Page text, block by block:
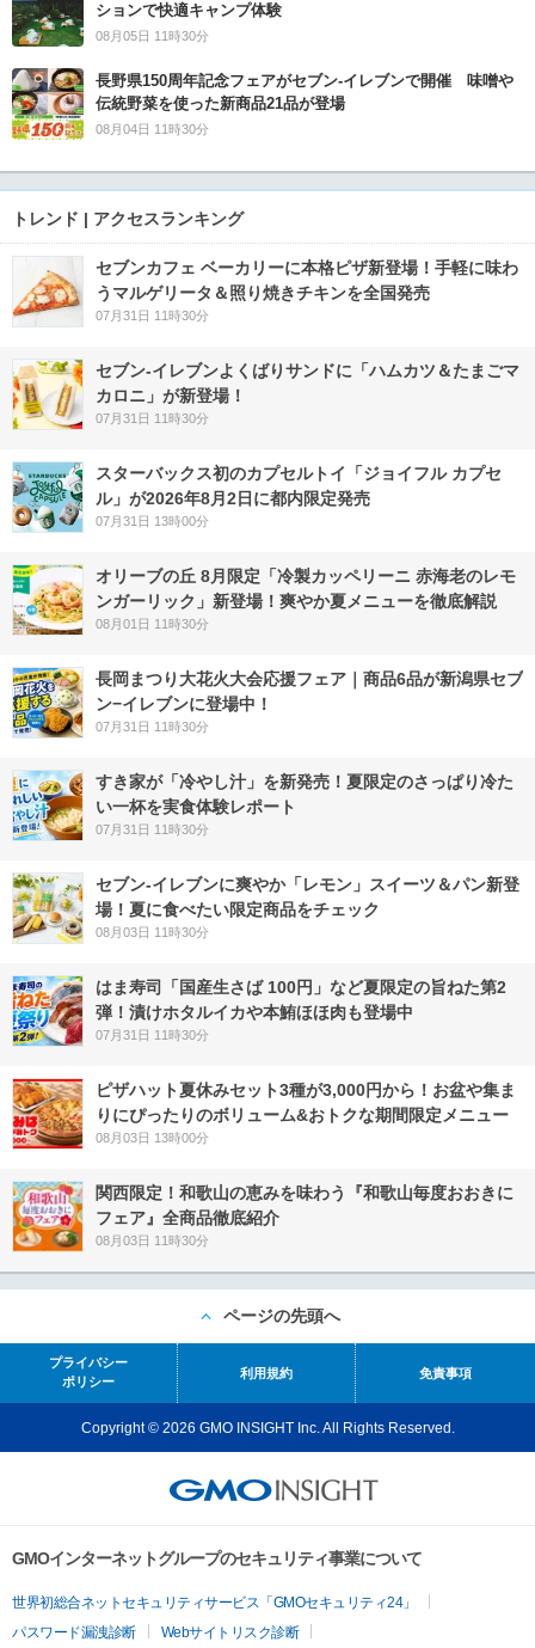
ションで快適キャンプ体験
08月05日 11時30分
長野県150周年記念フェアがセブン-イレブンで開催 味噌や
伝統野菜を使った新商品21品が登場
08月04日 11時30分
トレンド | アクセスランキング
セブンカフェ ベーカリーに本格ピザ新登場！手軽に味わ
うマルゲリータ＆照り焼きチキンを全国発売
07月31日 11時30分
セブン‐イレブンよくばりサンドに「ハムカツ＆たまごマ
カロニ」が新登場！
07月31日 11時30分
スターバックス初のカプセルトイ「ジョイフル カプセ
ル」が2026年8月2日に都内限定発売
07月31日 13時00分
オリーブの丘 8月限定「冷製カッペリーニ 赤海老のレモ
ンガーリック」新登場！爽やか夏メニューを徹底解説
08月01日 11時30分
長岡まつり大花火大会応援フェア｜商品6品が新潟県セブ
ン−イレブンに登場中！
07月31日 11時30分
すき家が「冷やし汁」を新発売！夏限定のさっぱり冷た
い一杯を実食体験レポート
07月31日 11時30分
セブン‐イレブンに爽やか「レモン」スイーツ＆パン新登
場！夏に食べたい限定商品をチェック
08月03日 11時30分
はま寿司「国産生さば 100円」など夏限定の旨ねた第2
弾！漬けホタルイカや本鮪ほほ肉も登場中
07月31日 11時30分
ピザハット夏休みセット3種が3,000円から！お盆や集ま
りにぴったりのボリューム&おトクな期間限定メニュー
08月03日 13時00分
関西限定！和歌山の恵みを味わう『和歌山毎度おおきに
フェア』全商品徹底紹介
08月03日 11時30分
ページの先頭へ
プライバシー
ポリシー
利用規約 免責事項
Copyright © 2026 GMO INSIGHT Inc. All Rights Reserved.
GMOインターネットグループのセキュリティ事業について
世界初総合ネットセキュリティサービス「GMOセキュリティ24」
パスワード漏洩診断
Webサイトリスク診断